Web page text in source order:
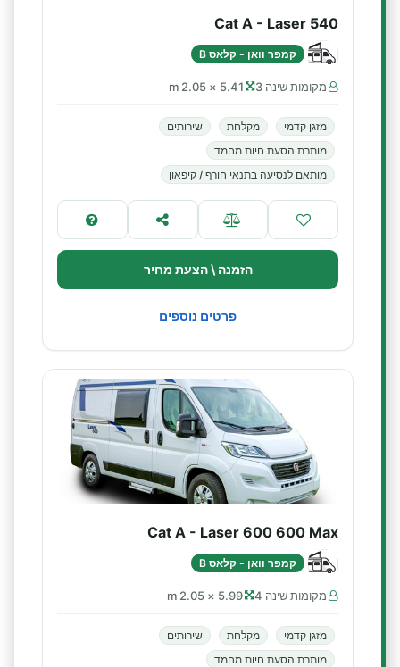
Cat A - Laser 540
קמפר וואן - קלאס B
מקומות שינה 3 5.41 × 2.05 m
מזגן קדמי מקלחת
שירותים
מותרת הסעת חיות מחמד
מותאם לנסיעה בתנאי חורף / קיפאון
הזמנה \ הצעת מחיר
פרטים נוספים
Cat A - Laser 600 600 Max
קמפר וואן - קלאס B
מקומות שינה 4 5.99 × 2.05 m
מזגן קדמי מקלחת
שירותים
מותרת הסעת חיות מחמד